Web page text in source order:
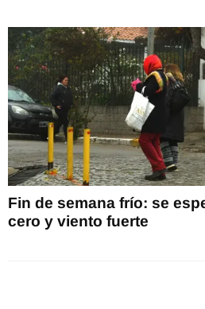
Fin de semana frío: se
cero y viento fuerte